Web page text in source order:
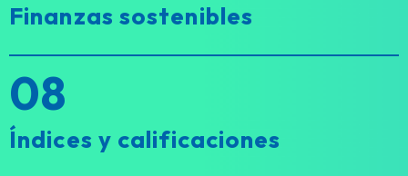
Finanzas sostenibles
08
Índices y calificaciones